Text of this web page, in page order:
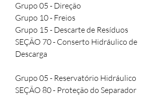
Grupo 05 - Direção
Grupo 10 - Freios
Grupo 15 - Descarte de Resíduos
SEÇÃO 70 - Conserto Hidráulico de
Descarga
Grupo 05 - Reservatório Hidráulico
SEÇÃO 80 - Proteção do Separador